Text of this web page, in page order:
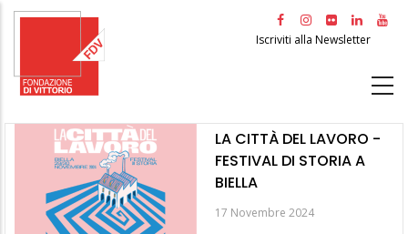
Salta
principale
Iscriviti alla Newsletter
LA CITTÀ DEL LAVORO -
FESTIVAL DI STORIA A
BIELLA
17 Novembre 2024